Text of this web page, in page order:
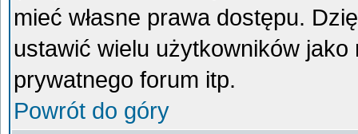
mieć własne prawa dostępu.
ustawić wielu użytkowników
prywatnego forum itp.
Powrót do góry